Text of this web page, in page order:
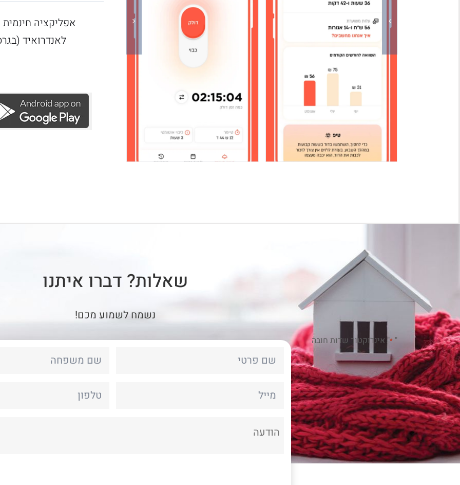
אפליקציה
שאלות? דברו איתנו
נשמח לשמוע מכם!
"
*" אינדוקטור שדות חובה
טלפון
*